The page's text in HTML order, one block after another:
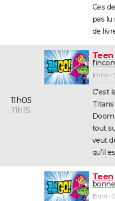
Ces
pas
de
11h05
11h15
Teen
10mn -
C'est
tout
veut
qu'il
Teen
15mn -